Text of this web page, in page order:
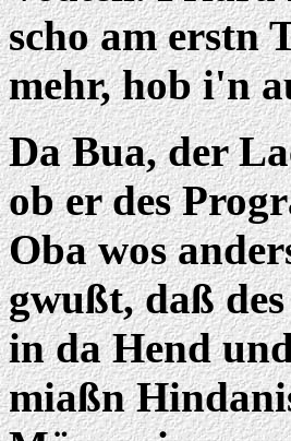
scho am erstn
mehr, hob i'n
Da Bua, der
ob er des
Oba wos
gwußt, daß
in da Hend
miaßn